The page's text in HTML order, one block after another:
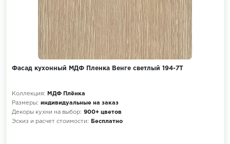
Фасад кухонный МДФ Пленка Венге светлый 194-7Т
Коллекция:
МДФ Плёнка
Размеры: индивидуальные на заказ
Декоры кухни на выбор: 900+ цветов
Эскиз и расчет стоимости:
Бесплатно